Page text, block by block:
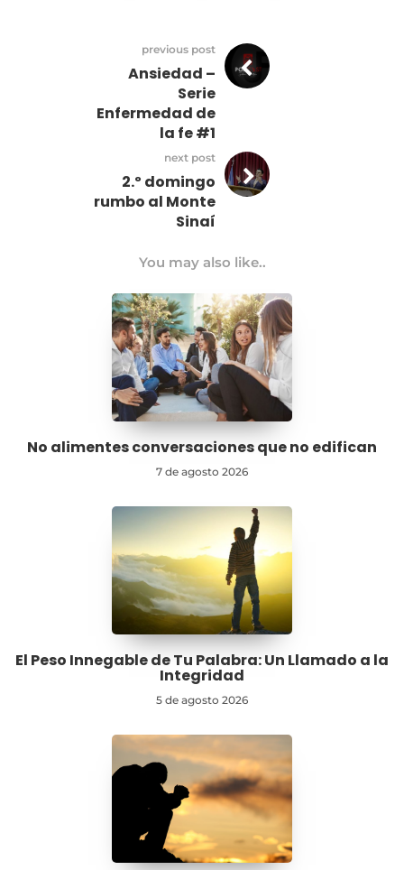
previous post
Ansiedad –
Serie
Enfermedad de
la fe #1
next post
2.º domingo
rumbo al Monte
Sinaí
You may also like..
No alimentes conversaciones que no edifican
7 de agosto 2026
El Peso Innegable de Tu Palabra: Un Llamado a la
Integridad
5 de agosto 2026